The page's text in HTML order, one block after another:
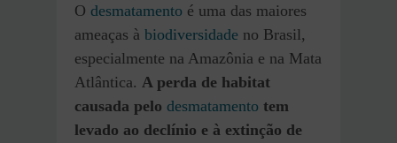
O desmatamento é uma das maiores
ameaças à biodiversidade no Brasil,
especialmente na Amazônia e na Mata
Atlântica. A perda de habitat
causada pelo desmatamento tem
levado ao declínio e à extinção de